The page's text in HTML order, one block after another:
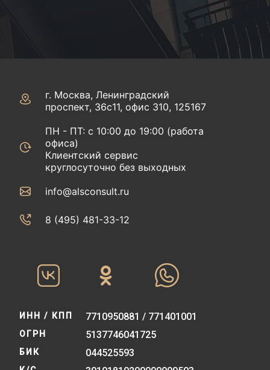
г. Москва, Ленинградский
проспект, 36с11, офис 310, 125167
ПН - ПТ: с 10:00 до 19:00 (работа
офиса)
Клиентский сервис
круглосуточно без выходных
info@alsconsult.ru
8 (495) 481-33-12‬‬
ИНН / КПП 7710950881 / 771401001
ОГРН 5137746041725
БИК 044525593